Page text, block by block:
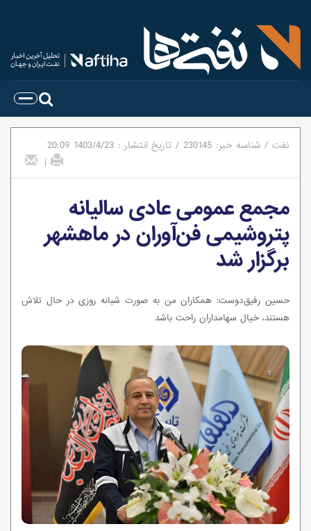
نفت / شناسه خبر: 230145
/ تاریخ انتشار : 1403/4/23
20:09
|
مجمع عمومی عادی سالیانه
پتروشیمی فن‌آوران در ماهشهر
برگزار شد
حسین رفیق‌دوست: همکاران من به صورت شبانه روزی در حال تلاش
هستند، خیال سهامداران راحت باشد